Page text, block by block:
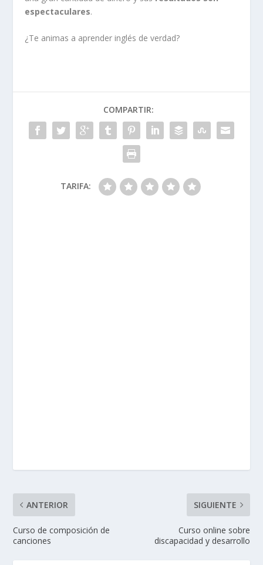
espectaculares.
¿Te animas a aprender inglés de verdad?
COMPARTIR:
TARIFA:
ANTERIOR
Curso de composición de
canciones
SIGUIENTE
Curso online sobre
discapacidad y desarrollo